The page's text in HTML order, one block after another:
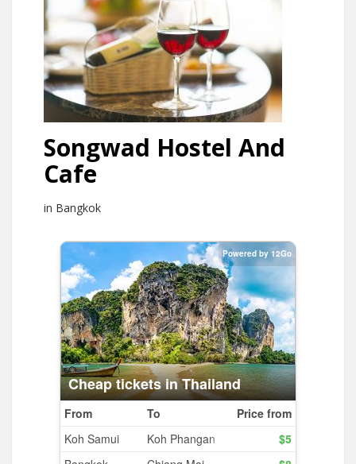
Songwad Hostel And
Cafe
in Bangkok